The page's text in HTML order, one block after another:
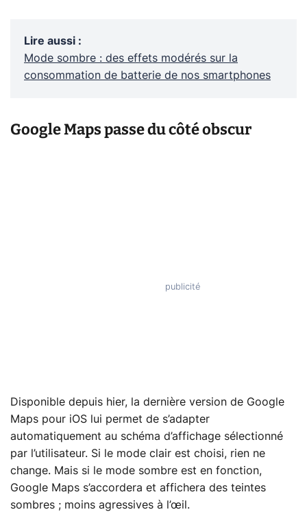
Lire aussi :
Mode sombre : des effets modérés sur la
consommation de batterie de nos smartphones
Google Maps passe du côté obscur
Disponible depuis hier, la dernière version de Google
Maps pour iOS lui permet de s’adapter
automatiquement au schéma d’affichage sélectionné
par l’utilisateur. Si le mode clair est choisi, rien ne
change. Mais si le mode sombre est en fonction,
Google Maps s’accordera et affichera des teintes
sombres ; moins agressives à l’œil.